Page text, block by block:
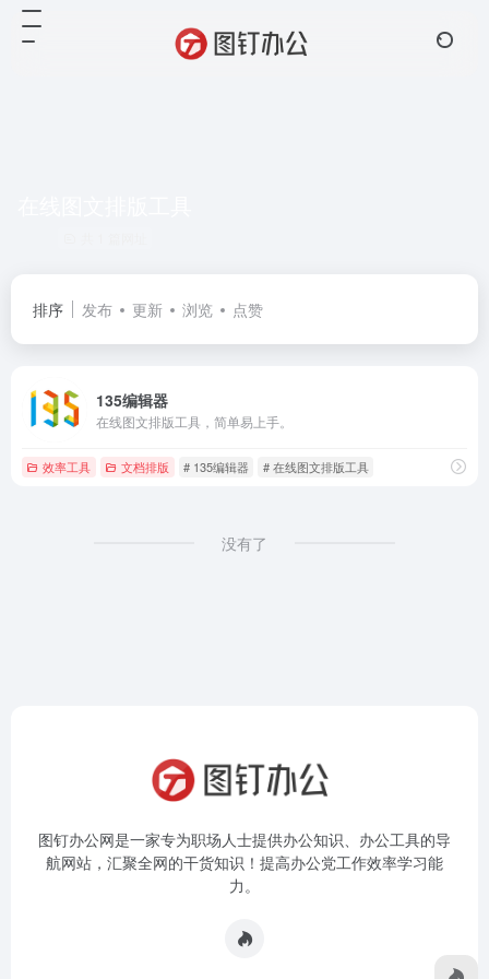
排序 发布 更新 浏览 点赞
135编辑器
在线图文排版工具，简单易上手。
效率工具 文档排版 # 135编辑器 # 在线图文排版工具
没有了
图钉办公网是一家专为职场人士提供办公知识、办公工具的导
航网站，汇聚全网的干货知识！提高办公党工作效率学习能
力。